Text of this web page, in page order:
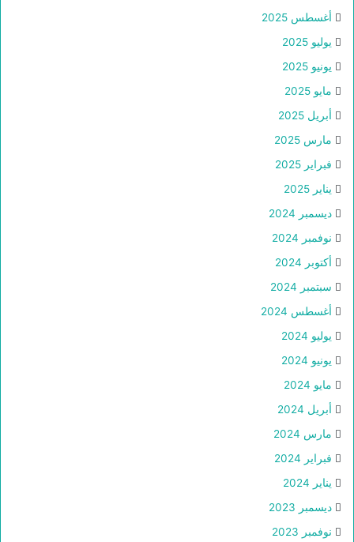
أغسطس 2025
يوليو 2025
يونيو 2025
مايو 2025
أبريل 2025
مارس 2025
فبراير 2025
يناير 2025
ديسمبر 2024
نوفمبر 2024
أكتوبر 2024
سبتمبر 2024
أغسطس 2024
يوليو 2024
يونيو 2024
مايو 2024
أبريل 2024
مارس 2024
فبراير 2024
يناير 2024
ديسمبر 2023
نوفمبر 2023